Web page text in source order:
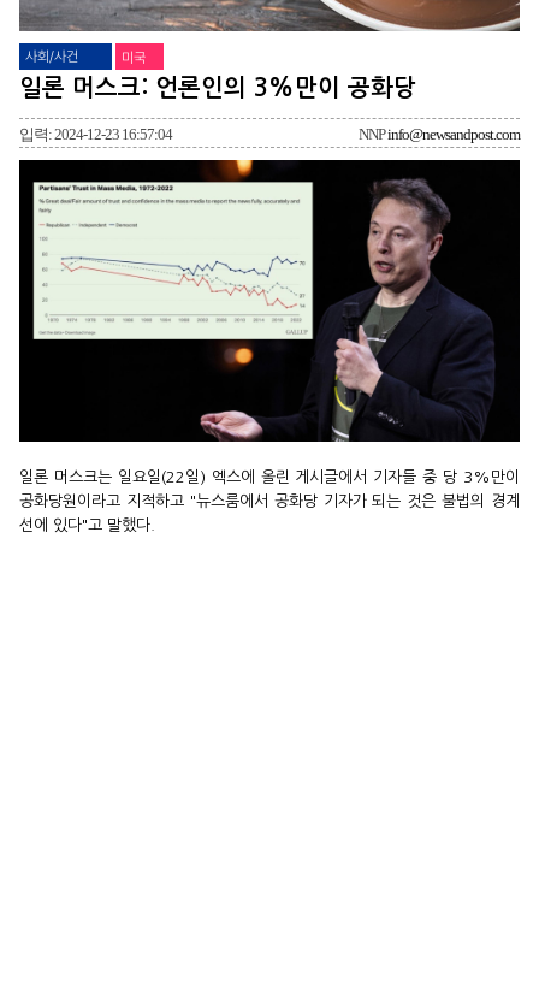
사회/사건 미국
일론 머스크: 언론인의 3%만이 공화당
입력: 2024-12-23 16:57:04 NNPinfo@newsandpost.com
일론 머스크는 일요일(22일) 엑스에 올린 게시글에서 기자들 중 당 3%만이
공화당원이라고 지적하고 "뉴스룸에서 공화당 기자가 되는 것은 불법의 경계
선에 있다"고 말했다.